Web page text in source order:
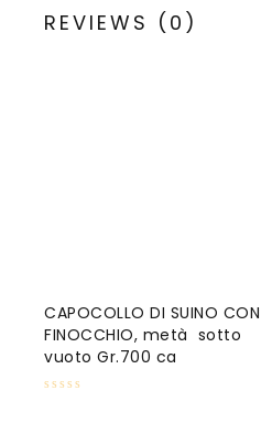
REVIEWS (0)
CAPOCOLLO DI SUINO CON
FINOCCHIO, metà sotto
vuoto Gr.700 ca